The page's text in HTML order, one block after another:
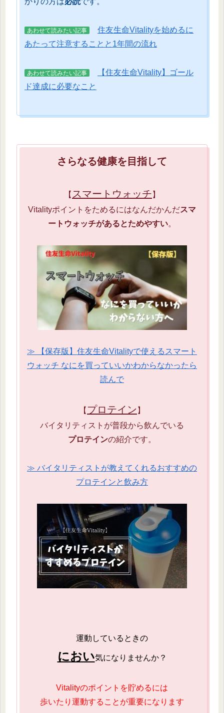
あわせて読みたい記事
住友生命Vitalityを始めるに
あたって注意することと1年間の流れ
あわせて読みたい記事
【住友生命Vitality】ゴール
ド達成に必要なこと
さらなる健康を目指して
【 スマートウォッチ 】
Vitalityポイントをためるにはなんだかんだスマ
ートウォッチがあるとためやすい。
≫ 【保存版】住友生命Vitalityで使えるスマート
ウォッチ なにを買っていいかわからなかったら
読んで
【 プロテイン 】
バイタリティストが普段から飲んでいる
プロテインの紹介です。
≫ バイタリティストが教えてくれるおすすめの
プロテインと飲み方
運動しているときの
におい気になりませんか？
Vitalityのポイントを貯めるには
歩いたり運動することが重要になります